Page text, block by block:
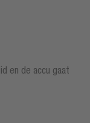
en de accu gaat